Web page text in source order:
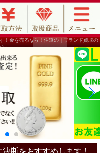
！金を売るなら！住道の｜ブランド買取の
ン